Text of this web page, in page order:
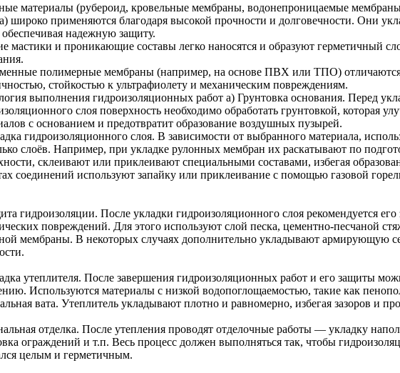
материалы (рубероид, кровельные мембраны, водонепроницаемые
широко применяются благодаря высокой прочности и долговечности. Они
обеспечивая надежную защиту.
мастики и проникающие составы легко наносятся и образуют герметичный
полимерные мембраны (например, на основе ПВХ или ТПО)
стойкостью к ультрафиолету и механическим повреждениям.
выполнения гидроизоляционных работ а) Грунтовка основания. Перед
слоя поверхность необходимо обработать грунтовкой, которая
с основанием и предотвратит образование воздушных пузырей.
гидроизоляционного слоя. В зависимости от выбранного материала,
слоёв. Например, при укладке рулонных мембран их раскатывают по
склеивают или приклеивают специальными составами, избегая
соединений используют запайку или приклеивание с помощью газовой
гидроизоляции. После укладки гидроизоляционного слоя рекомендуется его
повреждений. Для этого используют слой песка, цементно-песчаной
мембраны. В некоторых случаях дополнительно укладывают армирующую
утеплителя. После завершения гидроизоляционных работ и его защиты
Используются материалы с низкой водопоглощаемостью, такие как
вата. Утеплитель укладывают плотно и равномерно, избегая зазоров и
отделка. После утепления проводят отделочные работы — укладку
ограждений и т.п. Весь процесс должен выполняться так, чтобы
целым и герметичным.